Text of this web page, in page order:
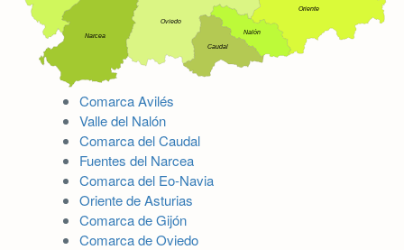
Comarca Avilés
Valle del Nalón
Comarca del Caudal
Fuentes del Narcea
Comarca del Eo-Navia
Oriente de Asturias
Comarca de Gijón
Comarca de Oviedo